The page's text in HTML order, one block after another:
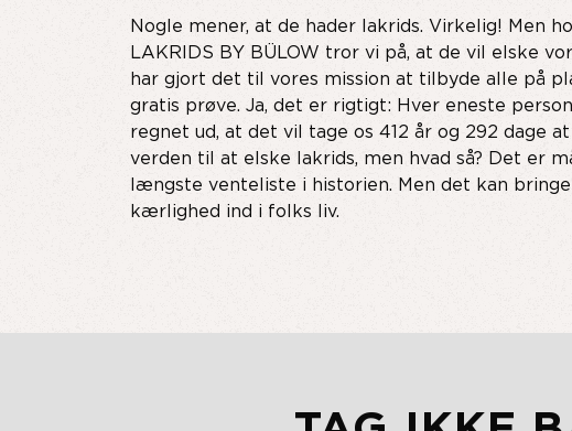
Nogle mener, at de hader lakrids. Virkelig! Men
LAKRIDS BY BÜLOW tror vi på, at de vil elske
har gjort det til vores mission at tilbyde alle på
gratis prøve. Ja, det er rigtigt: Hver eneste
regnet ud, at det vil tage os 412 år og 292 dage
verden til at elske lakrids, men hvad så? Det er
længste venteliste i historien. Men det kan
kærlighed ind i folks liv.